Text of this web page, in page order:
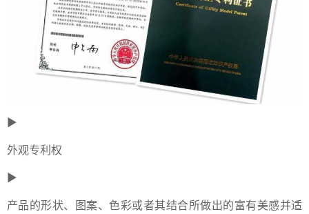
►
外观专利权
►
产品的形状、图案、色彩或者其结合所做出的富有美感并适